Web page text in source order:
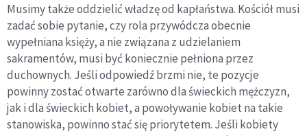
Musimy także oddzielić władzę od kapłaństwa. Kościół musi
zadać sobie pytanie, czy rola przywódcza obecnie
wypełniana księży, a nie związana z udzielaniem
sakramentów, musi być koniecznie pełniona przez
duchownych. Jeśli odpowiedź brzmi nie, te pozycje
powinny zostać otwarte zarówno dla świeckich mężczyzn,
jak i dla świeckich kobiet, a powoływanie kobiet na takie
stanowiska, powinno stać się priorytetem. Jeśli kobiety